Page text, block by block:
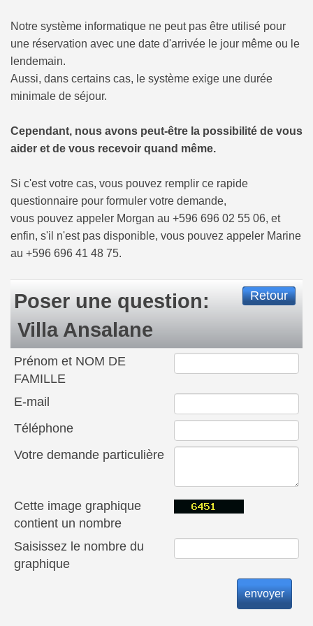
Notre système informatique ne peut pas être utilisé pour
une réservation avec une date d'arrivée le jour même ou le
lendemain.
Aussi, dans certains cas, le système exige une durée
minimale de séjour.
Cependant, nous avons peut-être la possibilité de vous
aider et de vous recevoir quand même.
Si c'est votre cas, vous pouvez remplir ce rapide
questionnaire pour formuler votre demande,
vous pouvez appeler Morgan au +596 696 02 55 06, et
enfin, s'il n'est pas disponible, vous pouvez appeler Marine
au +596 696 41 48 75.
Retour
Poser une question:
Villa Ansalane
Prénom et NOM DE
FAMILLE
E-mail
Téléphone
Votre demande particulière
Cette image graphique
contient un nombre
Saisissez le nombre du
graphique